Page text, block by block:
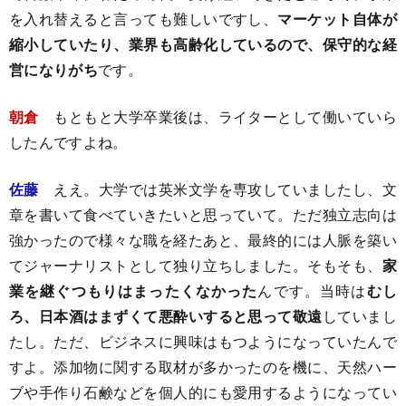
を入れ替えると言っても難しいですし、 マーケット自体が
縮小していたり、業界も高齢化しているので、保守的な経
営になりがちです。
朝倉もともと大学卒業後は、ライターとして働いていら
したんですよね。
佐藤 ええ。大学では英米文学を専攻していましたし、文
章を書いて食べていきたいと思っていて。ただ独立志向は
強かったので様々な職を経たあと、最終的には人脈を築い
てジャーナリストとして独り立ちしました。そもそも、 家
業を継ぐつもりはまったくなかったんです。当時はむし
ろ、日本酒はまずくて悪酔いすると思って敬遠していまし
たし。ただ、ビジネスに興味はもつようになっていたんで
すよ。添加物に関する取材が多かったのを機に、天然ハー
ブや手作り石鹸などを個人的にも愛用するようになってい